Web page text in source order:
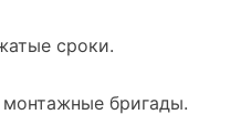
сроки.
бригады.